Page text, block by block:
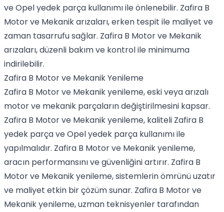
ve Opel yedek parça kullanımı ile önlenebilir. Zafira B
Motor ve Mekanik arızaları, erken tespit ile maliyet ve
zaman tasarrufu sağlar. Zafira B Motor ve Mekanik
arızaları, düzenli bakım ve kontrol ile minimuma
indirilebilir.
Zafira B Motor ve Mekanik Yenileme
Zafira B Motor ve Mekanik yenileme, eski veya arızalı
motor ve mekanik parçaların değiştirilmesini kapsar.
Zafira B Motor ve Mekanik yenileme, kaliteli Zafira B
yedek parça ve Opel yedek parça kullanımı ile
yapılmalıdır. Zafira B Motor ve Mekanik yenileme,
aracın performansını ve güvenliğini artırır. Zafira B
Motor ve Mekanik yenileme, sistemlerin ömrünü uzatır
ve maliyet etkin bir çözüm sunar. Zafira B Motor ve
Mekanik yenileme, uzman teknisyenler tarafından